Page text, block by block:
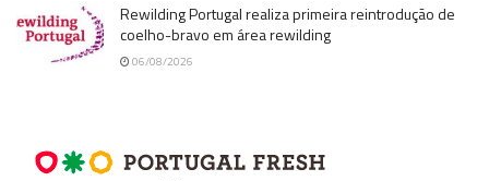
Rewilding Portugal realiza primeira reintrodução de
coelho-bravo em área rewilding
06/08/2026